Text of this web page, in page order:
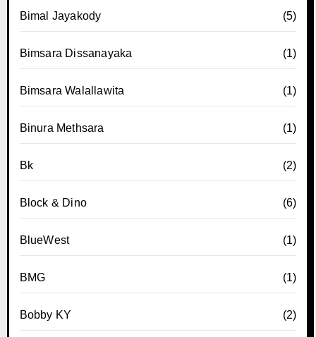
Bimal Jayakody (5)
Bimsara Dissanayaka (1)
Bimsara Walallawita (1)
Binura Methsara (1)
Bk (2)
Block & Dino (6)
BlueWest (1)
BMG (1)
Bobby KY (2)